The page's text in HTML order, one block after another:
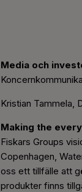
Media och
Kristian Tammela,
Making the
Fiskars Groups
Copenhagen,
oss ett tillfälle att
produkter finns